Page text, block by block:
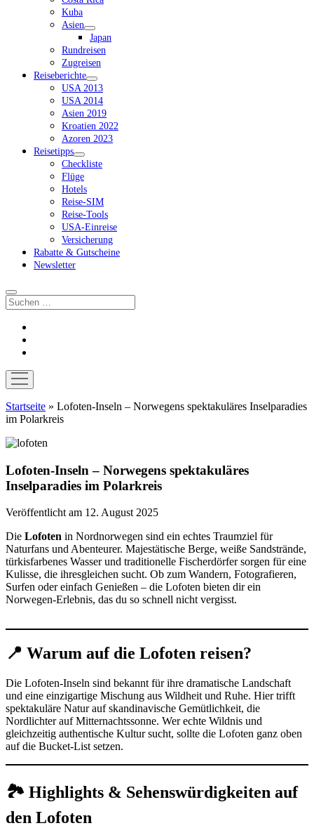
Kuba
Asien
Dropdown-
Menü
öffnen
Japan
Rundreisen
Zugreisen
Reiseberichte
Dropdown-
Menü
öffnen
USA 2013
USA 2014
Asien 2019
Kroatien 2022
Azoren 2023
Reisetipps
Dropdown-
Menü
öffnen
Checkliste
Flüge
Hotels
Reise-SIM
Reise-Tools
USA-Einreise
Versicherung
Rabatte & Gutscheine
Newsletter
Suchen
Menü
öffnen
Startseite » Lofoten-Inseln – Norwegens spektakuläres Inselparadies
im Polarkreis
Lofoten-Inseln – Norwegens spektakuläres
Inselparadies im Polarkreis
Veröffentlicht am 12. August 2025
Die Lofoten in Nordnorwegen sind ein echtes Traumziel für
Naturfans und Abenteurer. Majestätische Berge, weiße Sandstrände,
türkisfarbenes Wasser und traditionelle Fischerdörfer sorgen für eine
Kulisse, die ihresgleichen sucht. Ob zum Wandern, Fotografieren,
Surfen oder einfach Genießen – die Lofoten bieten dir ein
Norwegen-Erlebnis, das du so schnell nicht vergisst.
📍 Warum auf die Lofoten reisen?
Die Lofoten-Inseln sind bekannt für ihre dramatische Landschaft
und eine einzigartige Mischung aus Wildheit und Ruhe. Hier trifft
spektakuläre Natur auf skandinavische Gemütlichkeit, die
Nordlichter auf Mitternachtssonne. Wer echte Wildnis und
gleichzeitig authentische Kultur sucht, sollte die Lofoten ganz oben
auf die Bucket-List setzen.
🏞️ Highlights & Sehenswürdigkeiten auf
den Lofoten